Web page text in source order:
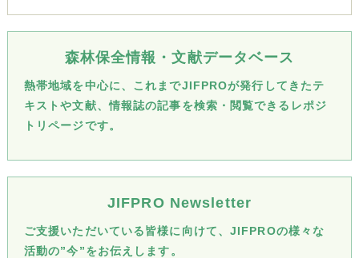
森林保全情報・文献データベース
熱帯地域を中心に、これまでJIFPROが発行してきたテ
キストや文献、情報誌の記事を検索・閲覧できるレポジ
トリページです。
JIFPRO Newsletter
ご支援いただいている皆様に向けて、JIFPROの様々な
活動の”今”をお伝えします。